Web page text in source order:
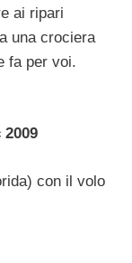
ai ripari
una crociera
fa per voi.
con il volo